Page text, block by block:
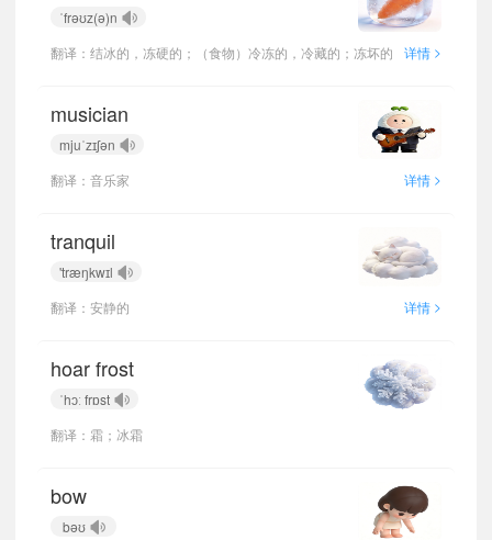
ˈfrəʊz(ə)n
翻译：结冰的，冻硬的；（食物）冷冻的，冷藏的；冻坏的
详情 >
musician
mjuˈzɪʃən
翻译：音乐家
详情 >
tranquil
'træŋkwɪl
翻译：安静的
详情 >
hoar frost
ˈhɔː frɒst
翻译：霜；冰霜
bow
bəʊ